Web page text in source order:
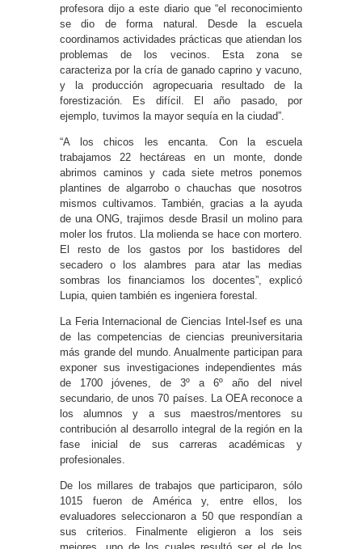
profesora dijo a este diario que “el reconocimiento
se dio de forma natural. Desde la escuela
coordinamos actividades prácticas que atiendan los
problemas de los vecinos. Esta zona se
caracteriza por la cría de ganado caprino y vacuno,
y la producción agropecuaria resultado de la
forestización. Es difícil. El año pasado, por
ejemplo, tuvimos la mayor sequía en la ciudad”.
“A los chicos les encanta. Con la escuela
trabajamos 22 hectáreas en un monte, donde
abrimos caminos y cada siete metros ponemos
plantines de algarrobo o chauchas que nosotros
mismos cultivamos. También, gracias a la ayuda
de una ONG, trajimos desde Brasil un molino para
moler los frutos. Lla molienda se hace con mortero.
El resto de los gastos por los bastidores del
secadero o los alambres para atar las medias
sombras los financiamos los docentes”, explicó
Lupia, quien también es ingeniera forestal.
La Feria Internacional de Ciencias Intel-Isef es una
de las competencias de ciencias preuniversitaria
más grande del mundo. Anualmente participan para
exponer sus investigaciones independientes más
de 1700 jóvenes, de 3º a 6º año del nivel
secundario, de unos 70 países. La OEA reconoce a
los alumnos y a sus maestros/mentores su
contribución al desarrollo integral de la región en la
fase inicial de sus carreras académicas y
profesionales.
De los millares de trabajos que participaron, sólo
1015 fueron de América y, entre ellos, los
evaluadores seleccionaron a 50 que respondían a
sus criterios. Finalmente eligieron a los seis